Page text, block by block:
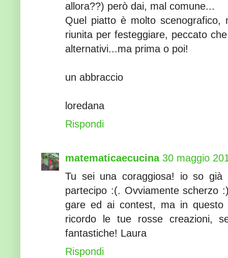
allora??) però dai, mal comune...
Quel piatto è molto scenografico,
riunita per festeggiare, peccato
alternativi...ma prima o poi!
un abbraccio
loredana
Rispondi
matematicaecucina 30 maggio
Tu sei una coraggiosa! io so
partecipo :(. Ovviamente scherzo
gare ed ai contest, ma in questo
ricordo le tue rosse creazioni,
fantastiche! Laura
Rispondi